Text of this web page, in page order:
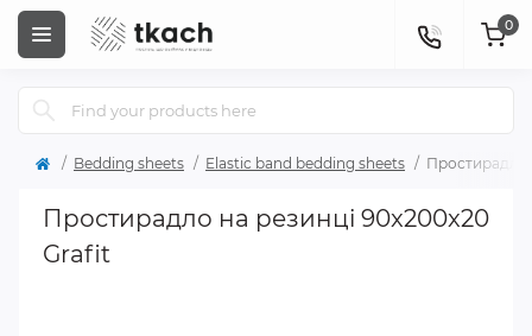
0
Bedding sheets Elastic band bedding sheets Простирадло
Простирадло на резинці 90x200x20
Grafit